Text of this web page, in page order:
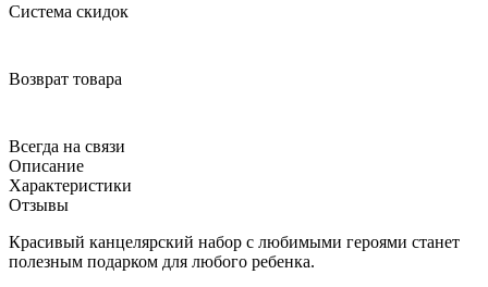
Система скидок
Возврат товара
Всегда на связи
Описание
Характеристики
Отзывы
Красивый канцелярский набор с любимыми героями станет
полезным подарком для любого ребенка.